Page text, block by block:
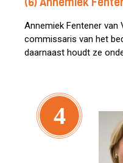
Annemiek Fentener van
commissaris van het
daarnaast houdt ze
4